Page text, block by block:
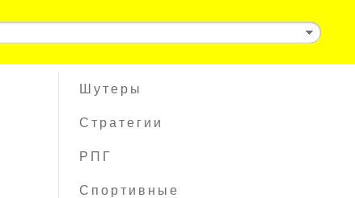
Шутеры
Стратегии
РПГ
Спортивные